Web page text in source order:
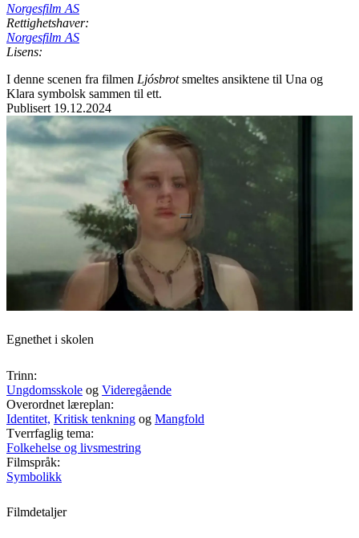
Norgesfilm AS
Rettighetshaver:
Norgesfilm AS
Lisens:
I denne scenen fra filmen Ljósbrotsmeltes ansiktene til Una og
Klara symbolsk sammen til ett.
Publisert 19.12.2024
Egnethet i skolen
Trinn:
Ungdomsskole og Videregående
Overordnet læreplan:
Identitet, Kritisk tenkning og Mangfold
Tverrfaglig tema:
Folkehelse og livsmestring
Filmspråk:
Symbolikk
Filmdetaljer